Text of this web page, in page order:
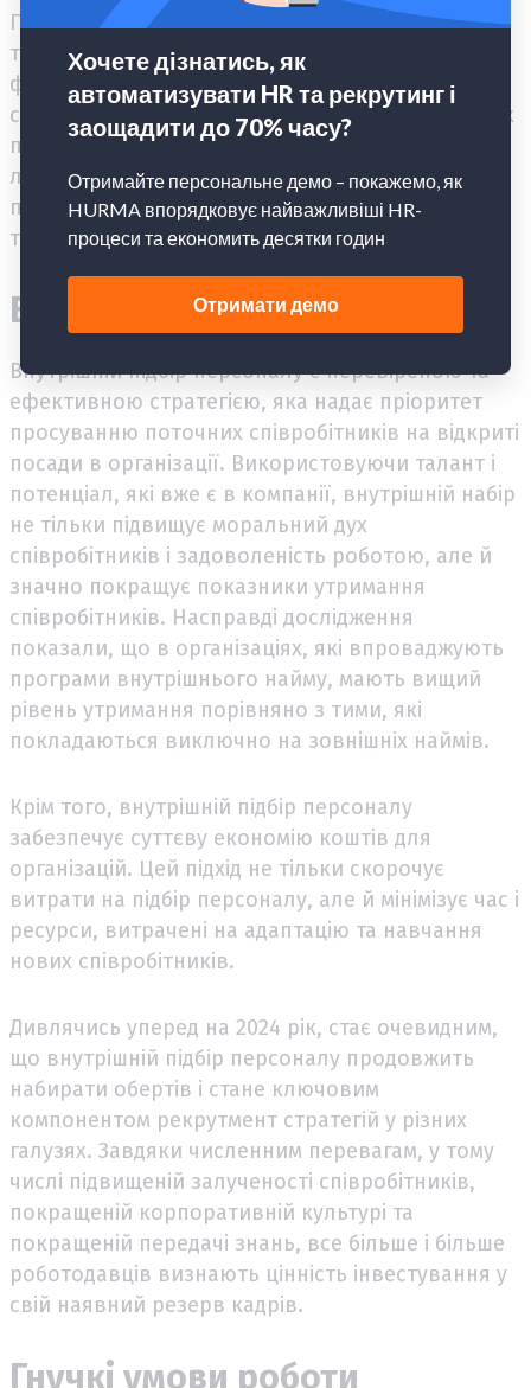
Позитивний робочий досвід, розвиток кар'єри
та акцент на цінності стають ключовими
факторами, які варто врахувати, адаптуючи
свої рекрутингові стратегії до потреб молодших
поколінь. Цей допоможе вашому бізнесу не
лише відповідати на зміни в очікуваннях
працівників, але і створити умови для стійкого
та успішного розвитку компаній у майбутньому.
Внутрішній рекрутинг
Внутрішній підбір персоналу є перевіреною та
ефективною стратегією, яка надає пріоритет
просуванню поточних співробітників на відкриті
посади в організації. Використовуючи талант і
потенціал, які вже є в компанії, внутрішній набір
не тільки підвищує моральний дух
співробітників і задоволеність роботою, але й
значно покращує показники утримання
співробітників. Насправді дослідження
показали, що в організаціях, які впроваджують
програми внутрішнього найму, мають вищий
рівень утримання порівняно з тими, які
покладаються виключно на зовнішніх наймів.
Крім того, внутрішній підбір персоналу
забезпечує суттєву економію коштів для
організацій. Цей підхід не тільки скорочує
витрати на підбір персоналу, але й мінімізує час і
ресурси, витрачені на адаптацію та навчання
нових співробітників.
Дивлячись уперед на 2024 рік, стає очевидним,
що внутрішній підбір персоналу продовжить
набирати обертів і стане ключовим
компонентом рекрутмент стратегій у різних
галузях. Завдяки численним перевагам, у тому
числі підвищеній залученості співробітників,
покращеній корпоративній культурі та
покращеній передачі знань, все більше і більше
роботодавців визнають цінність інвестування у
свій наявний резерв кадрів.
Гнучкі умови роботи